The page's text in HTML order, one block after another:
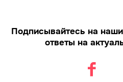
Подписывайтесь на
ответы на